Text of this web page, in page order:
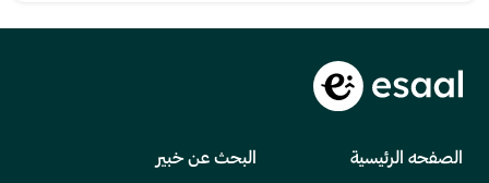
الصفحه الرئيسية
البحث عن خبير